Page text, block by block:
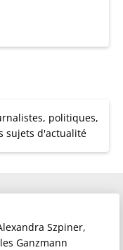
politiques,
sujets d'actualité
Szpiner,
Ganzmann